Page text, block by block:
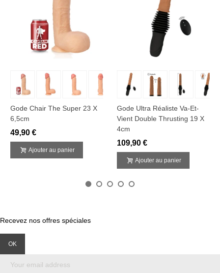
Gode Chair The Super 23 X
6,5cm
49,90 €
Ajouter au panier
Gode Ultra Réaliste Va-Et-
Vient Double Thrusting 19 X
4cm
109,90 €
Ajouter au panier
Recevez nos offres spéciales